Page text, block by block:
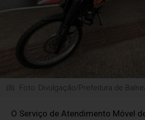
Foto: Divulgação/Prefeitura de
O Serviço de Atendimento Móvel